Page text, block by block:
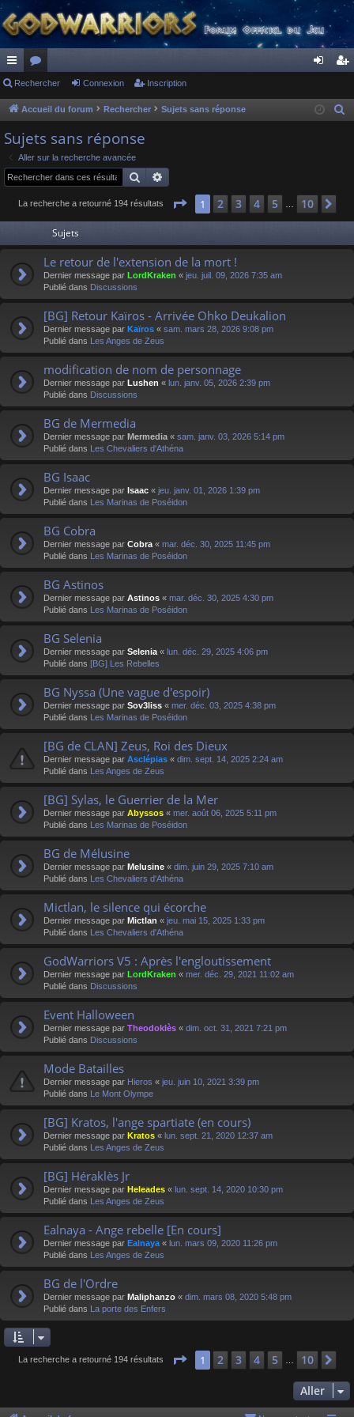
ac
co
ur
ci
s
or
u
s
ne cri
Rechercher Connexion Inscription
Accueil du forum Rechercher Sujets sans réponse
e
Sujets sans réponse
Aller sur la recherche avancée
Rechercher
La recherche a retourné 194 résultats Page 1sur 10
1 2 3 4 5 10
Sujets
Le retour de l'extension de la mort !
Dernier message par LordKraken « jeu. juil. 09, 2026 7:35 am
Publié dans Discussions
[BG] Retour Kaïros - Arrivée Ohko Deukalion
Dernier message par Kaïros « sam. mars 28, 2026 9:08 pm
Publié dans Les Anges de Zeus
modification de nom de personnage
Dernier message par Lushen « lun. janv. 05, 2026 2:39 pm
Publié dans Discussions
BG de Mermedia
Dernier message par Mermedia « sam. janv. 03, 2026 5:14 pm
Publié dans Les Chevaliers d'Athéna
BG Isaac
Dernier message par Isaac « jeu. janv. 01, 2026 1:39 pm
Publié dans Les Marinas de Poséidon
BG Cobra
Dernier message par Cobra « mar. déc. 30, 2025 11:45 pm
Publié dans Les Marinas de Poséidon
BG Astinos
Dernier message par Astinos « mar. déc. 30, 2025 4:30 pm
Publié dans Les Marinas de Poséidon
BG Selenia
Dernier message par Selenia « lun. déc. 29, 2025 4:06 pm
Publié dans [BG] Les Rebelles
BG Nyssa (Une vague d'espoir)
Dernier message par Sov3liss « mer. déc. 03, 2025 4:38 pm
Publié dans Les Marinas de Poséidon
[BG de CLAN] Zeus, Roi des Dieux
Dernier message par Asclépias « dim. sept. 14, 2025 2:24 am
Publié dans Les Anges de Zeus
[BG] Sylas, le Guerrier de la Mer
Dernier message par Abyssos « mer. août 06, 2025 5:11 pm
Publié dans Les Marinas de Poséidon
BG de Mélusine
Dernier message par Melusine « dim. juin 29, 2025 7:10 am
Publié dans Les Chevaliers d'Athéna
Mictlan, le silence qui écorche
Dernier message par Mictlan « jeu. mai 15, 2025 1:33 pm
Publié dans Les Chevaliers d'Athéna
GodWarriors V5 : Après l'engloutissement
Dernier message par LordKraken « mer. déc. 29, 2021 11:02 am
Publié dans Discussions
Event Halloween
Dernier message par Theodoklès « dim. oct. 31, 2021 7:21 pm
Publié dans Discussions
Mode Batailles
Dernier message par Hieros « jeu. juin 10, 2021 3:39 pm
Publié dans Le Mont Olympe
[BG] Kratos, l'ange spartiate (en cours)
Dernier message par Kratos « lun. sept. 21, 2020 12:37 am
Publié dans Les Anges de Zeus
[BG] Héraklès Jr
Dernier message par Heleades « lun. sept. 14, 2020 10:30 pm
Publié dans Les Anges de Zeus
Ealnaya - Ange rebelle [En cours]
Dernier message par Ealnaya « lun. mars 09, 2020 11:26 pm
Publié dans Les Anges de Zeus
BG de l'Ordre
Dernier message par Maliphanzo « dim. mars 08, 2020 5:48 pm
Publié dans La porte des Enfers
La recherche a retourné 194 résultats Page 1sur 10
1 2 3 4 5 10
Aller